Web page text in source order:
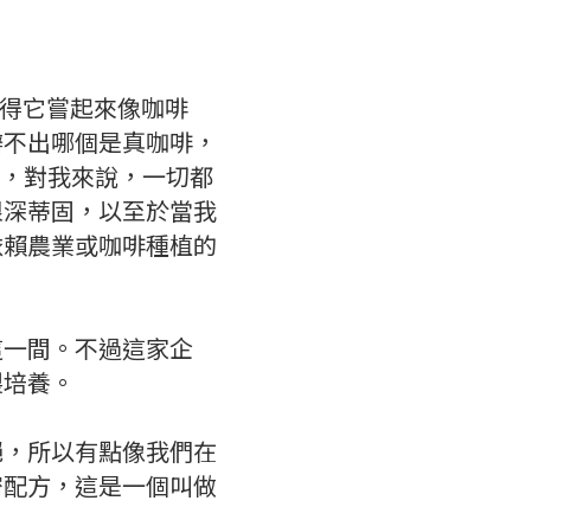
它嘗起來像咖啡
出哪個是真咖啡，
對我來說，一切都
蒂固，以至於當我
農業或咖啡種植的
間。不過這家企
養。
所以有點像我們在
方，這是一個叫做